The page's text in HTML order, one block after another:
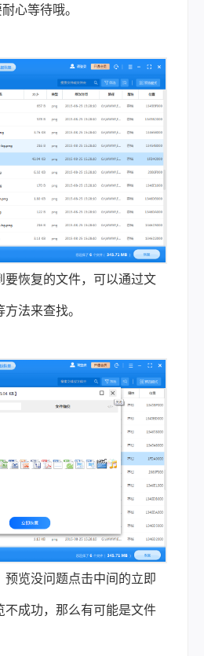
心等待哦。
要恢复的文件，可以通过文
法来查找。
预览没问题点击中间的立即
不成功，那么有可能是文件